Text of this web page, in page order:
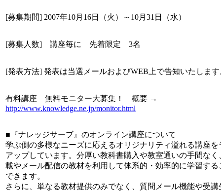
[募集期間] 2007年10月16日（火）～10月31日（水）
[募集人数] 講座毎に 先着限定 3名
[発表方法] 発表は当選メールおよびWEB上で告知いたします
有料講座 無料モニター大募集！ 概要 →
http://www.knowledge.ne.jp/monitor.html
■『ナレッジサーブ』のオンライン講座について
学ぶ側の多様なニーズに応えるオリジナリティ溢れる講座を
アップしています。分厚い教科書購入や教室通いの手間なく
載やメール配信の教材を利用して体系的・効率的に学習する
できます。
さらに、単なる教材提供のみでなく、質問メール機能や受講